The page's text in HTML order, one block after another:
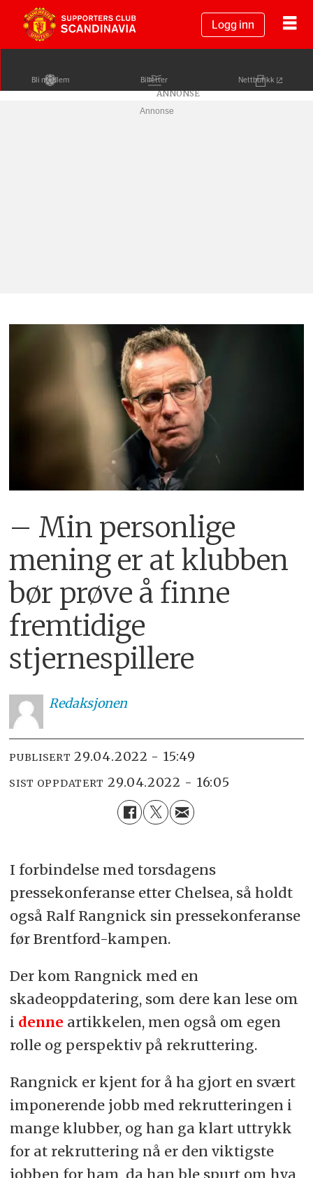
Logg inn
Bli medlem Billetter Nettbutikk
Annonse
– Min personlige
mening er at klubben
bør prøve å finne
fremtidige
stjernespillere
Redaksjonen
PUBLISERT 29.04.2022 - 15:49
SIST OPPDATERT 29.04.2022 - 16:05
I forbindelse med torsdagens
pressekonferanse etter Chelsea, så holdt
også Ralf Rangnick sin pressekonferanse
før Brentford-kampen.
Der kom Rangnick med en
skadeoppdatering, som dere kan lese om
i denne artikkelen, men også om egen
rolle og perspektiv på rekruttering.
Rangnick er kjent for å ha gjort en svært
imponerende jobb med rekrutteringen i
mange klubber, og han ga klart uttrykk
for at rekruttering nå er den viktigste
jobben for ham, da han ble spurt om hva